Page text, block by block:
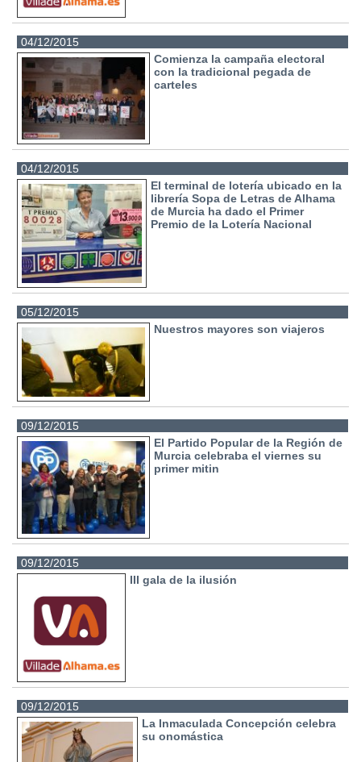
04/12/2015
Comienza la campaña electoral
con la tradicional pegada de
carteles
04/12/2015
El terminal de lotería ubicado en la
librería Sopa de Letras de Alhama
de Murcia ha dado el Primer
Premio de la Lotería Nacional
05/12/2015
Nuestros mayores son viajeros
09/12/2015
El Partido Popular de la Región de
Murcia celebraba el viernes su
primer mitin
09/12/2015
III gala de la ilusión
09/12/2015
La Inmaculada Concepción celebra
su onomástica